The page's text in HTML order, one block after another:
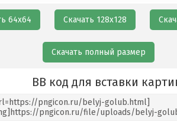
64х64 Скачать 128х128
Скачать полный размер
BB код для вставки